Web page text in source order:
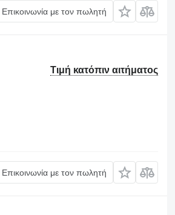
Επικοινωνία με τον πωλητή
Τιμή κατόπιν αιτήματος
Επικοινωνία με τον πωλητή